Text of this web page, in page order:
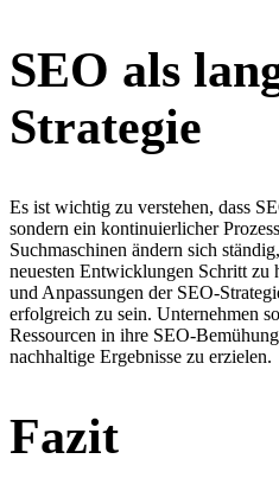
SEO als
Strategie
Es ist wichtig zu verstehen, dass
sondern ein kontinuierlicher
Suchmaschinen ändern sich
neuesten Entwicklungen Schritt zu
und Anpassungen der SEO-
erfolgreich zu sein. Unternehmen
Ressourcen in ihre SEO-
nachhaltige Ergebnisse zu erzielen.
Fazit